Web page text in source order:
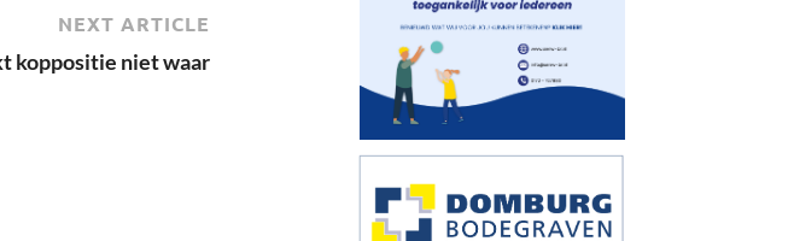
NEXT ARTICLE
koppositie niet waar